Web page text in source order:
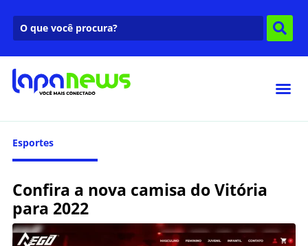
Esportes
Confira a nova camisa do Vitória
para 2022